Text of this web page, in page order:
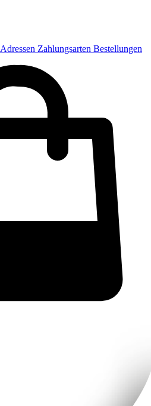
Adressen Zahlungsarten Bestellungen